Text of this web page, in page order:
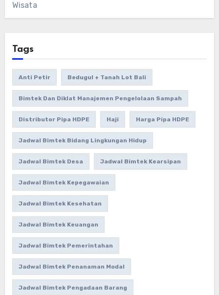
Wisata
Tags
Anti Petir Bedugul + Tanah Lot Bali
Bimtek Dan Diklat Manajemen Pengelolaan Sampah
Distributor Pipa HDPE Haji Harga Pipa HDPE
Jadwal Bimtek Bidang Lingkungan Hidup
Jadwal Bimtek Desa Jadwal Bimtek Kearsipan
Jadwal Bimtek Kepegawaian
Jadwal Bimtek Kesehatan
Jadwal Bimtek Keuangan
Jadwal Bimtek Pemerintahan
Jadwal Bimtek Penanaman Modal
Jadwal Bimtek Pengadaan Barang